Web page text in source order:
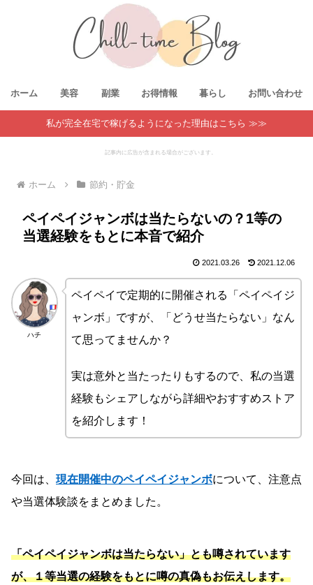
ホーム 美容 副業 お得情報 暮らし お問い合わせ
私が完全在宅で稼げるようになった理由はこちら ≫≫
記事内に広告が含まれる場合がございます。
ホーム 節約・貯金
ペイペイジャンボは当たらないの？1等の
当選経験をもとに本音で紹介
2021.03.26 2021.12.06
ハチ
ペイペイで定期的に開催される「ペイペイジ
ャンボ」ですが、「どうせ当たらない」なん
て思ってませんか？
実は意外と当たったりもするので、私の当選
経験もシェアしながら詳細やおすすめストア
を紹介します！
今回は、 現在開催中のペイペイジャンボについて、注意点
や当選体験談をまとめました。
「ペイペイジャンボは当たらない」とも噂されています
が、１等当選の経験をもとに噂の真偽もお伝えします。